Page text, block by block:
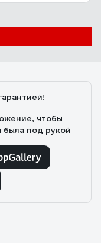
чтобы
была под рукой